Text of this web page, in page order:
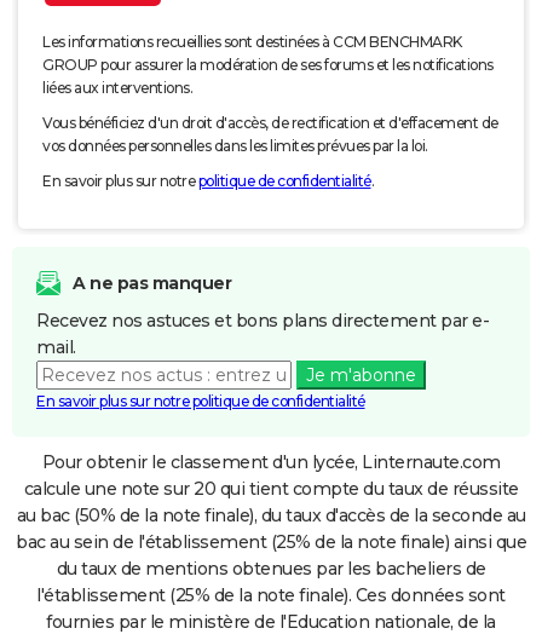
Les informations recueillies sont destinées à CCM BENCHMARK
GROUP pour assurer la modération de ses forums et les notifications
liées aux interventions.
Vous bénéficiez d'un droit d'accès, de rectification et d'effacement de
vos données personnelles dans les limites prévues par la loi.
En savoir plus sur notrepolitique de confidentialité.
A ne pas manquer
Recevez nos astuces et bons plans directement par e-
mail.
Je m'abonne
En savoir plus sur notre politique de confidentialité
Pour obtenir le classement d'un lycée, Linternaute.com
calcule une note sur 20 qui tient compte du taux de réussite
au bac (50% de la note finale), du taux d'accès de la seconde au
bac au sein de l'établissement (25% de la note finale) ainsi que
du taux de mentions obtenues par les bacheliers de
l'établissement (25% de la note finale). Ces données sont
fournies par le ministère de l'Education nationale, de la